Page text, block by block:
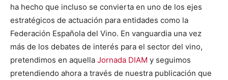
ha hecho que incluso se convierta en uno de los ejes
estratégicos de actuación para entidades como la
Federación Española del Vino. En vanguardia una vez
más de los debates de interés para el sector del vino,
pretendimos en aquella Jornada DIAM y seguimos
pretendiendo ahora a través de nuestra publicación que